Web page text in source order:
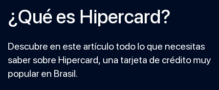
¿Qué es Hipercard?
Descubre en este artículo todo lo que necesitas
saber sobre Hipercard, una tarjeta de crédito muy
popular en Brasil.